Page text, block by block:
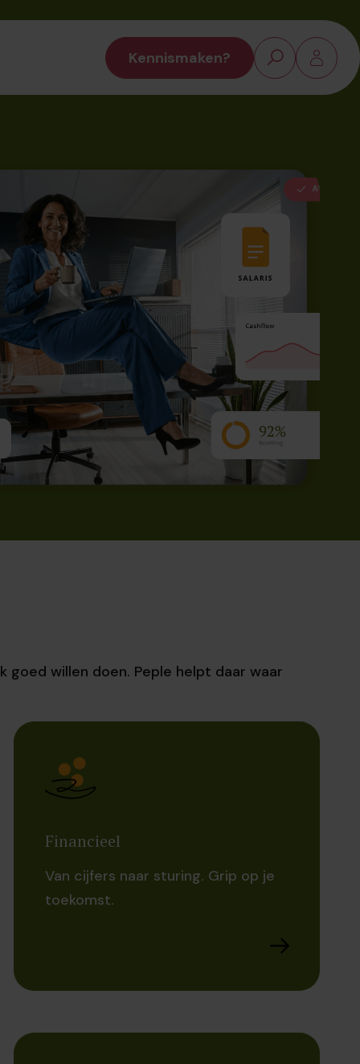
Kennismaken?
goed willen doen. Peple helpt daar waar
Financieel
Van cijfers naar sturing. Grip op je
toekomst.